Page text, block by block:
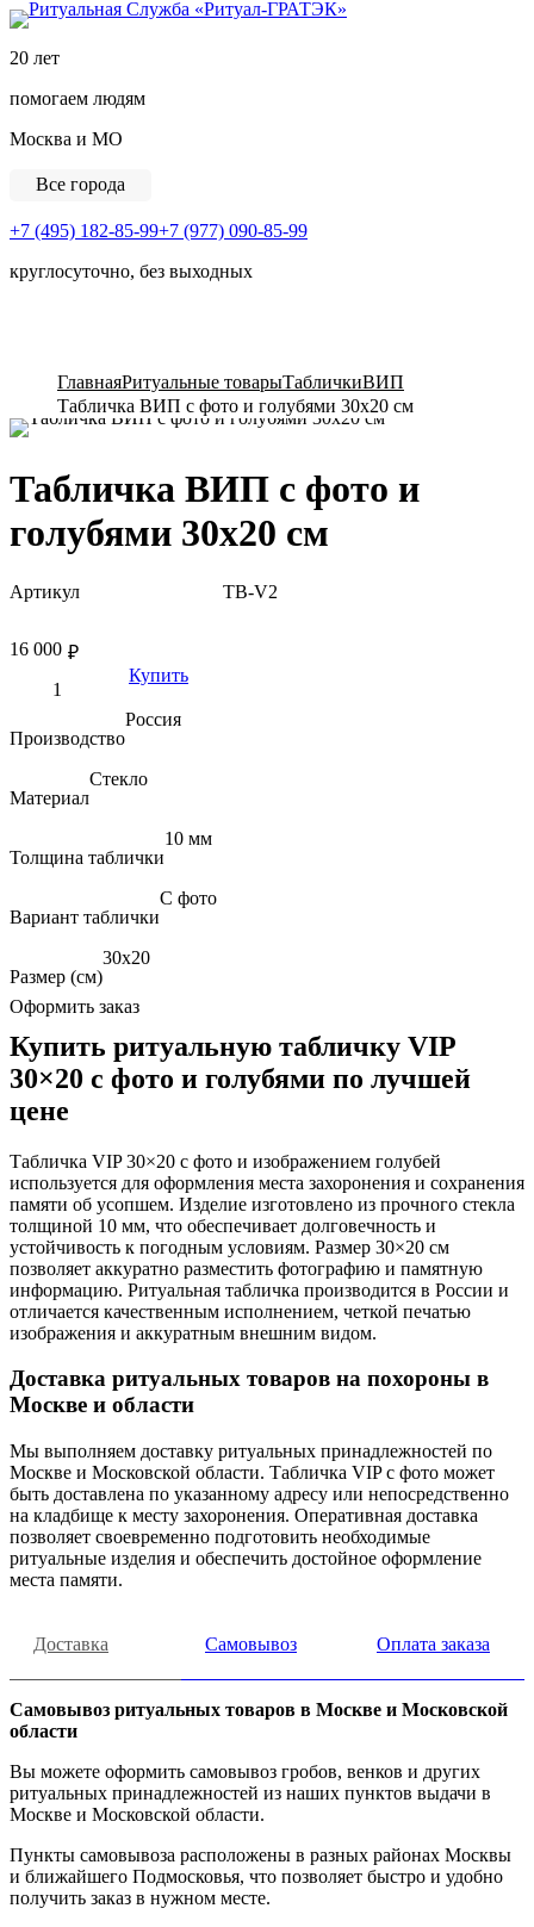
20 лет
помогаем людям
Москва и МО
Все города
+7 (495) 182-85-99+7 (977) 090-85-99
круглосуточно, без выходных
ГлавнаяРитуальные товарыТабличкиВИП
Табличка ВИП с фото и голубями 30x20 см
Табличка ВИП с фото и
голубями 30x20 см
Артикул TB-V2
₽
16 000
Купить
Производство
Россия
Материал
Стекло
Толщина таблички
10 мм
Вариант таблички
С фото
Размер (см)
30х20
Оформить заказ
Купить ритуальную табличку VIP
30×20 с фото и голубями по лучшей
цене
Табличка VIP 30×20 с фото и изображением голубей
используется для оформления места захоронения и сохранения
памяти об усопшем. Изделие изготовлено из прочного стекла
толщиной 10 мм, что обеспечивает долговечность и
устойчивость к погодным условиям. Размер 30×20 см
позволяет аккуратно разместить фотографию и памятную
информацию. Ритуальная табличка производится в России и
отличается качественным исполнением, четкой печатью
изображения и аккуратным внешним видом.
Доставка ритуальных товаров на похороны в
Москве и области
Мы выполняем доставку ритуальных принадлежностей по
Москве и Московской области. Табличка VIP с фото может
быть доставлена по указанному адресу или непосредственно
на кладбище к месту захоронения. Оперативная доставка
позволяет своевременно подготовить необходимые
ритуальные изделия и обеспечить достойное оформление
места памяти.
Доставка Самовывоз Оплата заказа
Самовывоз ритуальных товаров в Москве и Московской
области
Вы можете оформить самовывоз гробов, венков и других
ритуальных принадлежностей из наших пунктов выдачи в
Москве и Московской области.
Пункты самовывоза расположены в разных районах Москвы
и ближайшего Подмосковья, что позволяет быстро и удобно
получить заказ в нужном месте.